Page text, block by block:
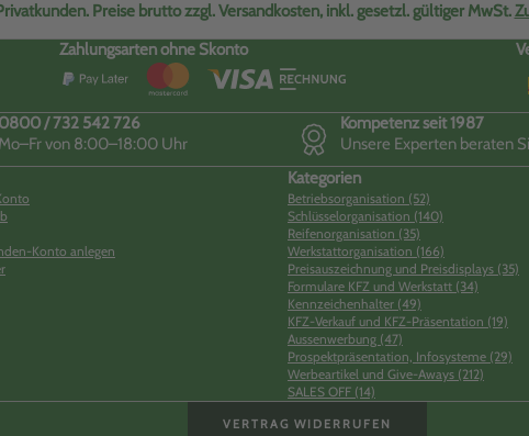
Preise brutto zzgl. Versandkosten, inkl. gesetzl. gültiger MwSt.
Zahlungsarten ohne Skonto
0800 / 732 542 726
Mo–Fr von 8:00–18:00 Uhr
Kompetenz seit 1987
Unsere Experten beraten
Konto anlegen
Kategorien
Betriebsorganisation (52)
Schlüsselorganisation (140)
Reifenorganisation (35)
Werkstattorganisation (166)
Preisauszeichnung und Preisdisplays (35)
Formulare KFZ und Werkstatt (34)
Kennzeichenhalter (49)
KFZ-Verkauf und KFZ-Präsentation (19)
Aussenwerbung (47)
Prospektpräsentation, Infosysteme (29)
Werbeartikel und Give-Aways (212)
SALES OFF (14)
VERTRAG WIDERRUFEN